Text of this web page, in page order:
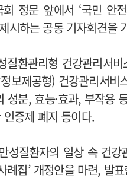
정문 앞에서 ‘국민 안
시하는 공동 기자회견을
환관리형 건강관리서
보제공형) 건강관리서비
성분, 효능·효과, 부작용
증제 폐지 등이다.
성질환자의 일상 속 건강
례집’ 개정안을 마련, 발